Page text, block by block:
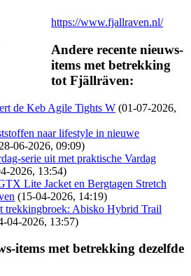
https://www.fjallraven.nl/
Andere recente nieuws-
items met betrekking
tot Fjällräven:
de Keb Agile Tights W (01-07-2026,
naar lifestyle in nieuwe
06-2026, 09:09)
serie uit met praktische Vardag
2026, 13:54)
Lite Jacket en Bergtagen Stretch
(15-04-2026, 14:19)
trekkingbroek: Abisko Hybrid Trail
04-2026, 13:57)
items met betrekking dezelfde